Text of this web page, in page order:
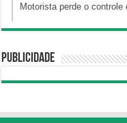
Motorista perde o
Publicidade